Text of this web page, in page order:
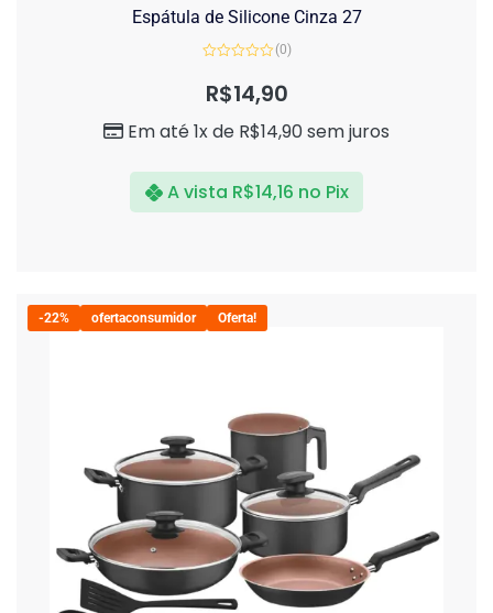
Espátula de Silicone Cinza 27
de
(0)
R$14,90
Em até 1x de R$14,90sem juros
A vista R$14,16 no Pix
-22% ofertaconsumidor Oferta!